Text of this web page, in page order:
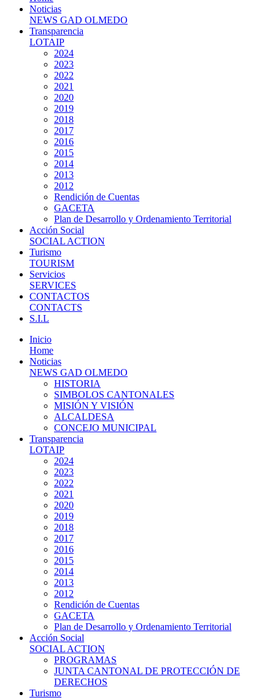
Noticias
NEWS GAD OLMEDO
Transparencia
LOTAIP
2024
2023
2022
2021
2020
2019
2018
2017
2016
2015
2014
2013
2012
Rendición de Cuentas
GACETA
Plan de Desarrollo y Ordenamiento Territorial
Acción Social
SOCIAL ACTION
Turismo
TOURISM
Servicios
SERVICES
CONTACTOS
CONTACTS
S.I.L
Inicio
Home
Noticias
NEWS GAD OLMEDO
HISTORIA
SIMBOLOS CANTONALES
MISIÓN Y VISIÓN
ALCALDESA
CONCEJO MUNICIPAL
Transparencia
LOTAIP
2024
2023
2022
2021
2020
2019
2018
2017
2016
2015
2014
2013
2012
Rendición de Cuentas
GACETA
Plan de Desarrollo y Ordenamiento Territorial
Acción Social
SOCIAL ACTION
PROGRAMAS
JUNTA CANTONAL DE PROTECCIÓN DE
DERECHOS
Turismo